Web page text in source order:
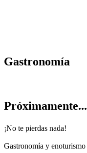
Gastronomía
Próximamente...
¡No te pierdas nada!
Gastronomía y enoturismo